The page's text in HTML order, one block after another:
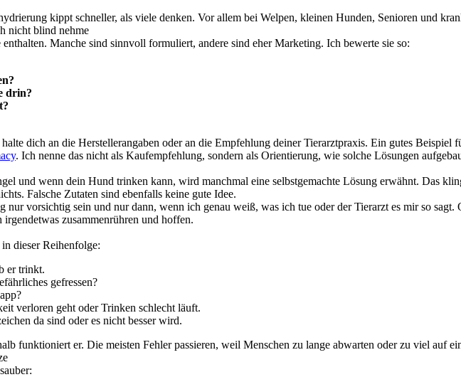
kippt schneller, als viele denken. Vor allem bei Welpen, kleinen Hunden, Senioren und
nicht blind nehme
Manche sind sinnvoll formuliert, andere sind eher Marketing. Ich bewerte sie so:
drin?
dich an die Herstellerangaben oder an die Empfehlung deiner Tierarztpraxis. Ein gutes Beispiel
. Ich nenne das nicht als Kaufempfehlung, sondern als Orientierung, wie solche Lösungen
und wenn dein Hund trinken kann, wird manchmal eine selbstgemachte Lösung erwähnt. Das
Falsche Zutaten sind ebenfalls keine gute Idee.
nur vorsichtig sein und nur dann, wenn ich genau weiß, was ich tue oder der Tierarzt es mir so
zusammenrühren und hoffen.
dieser Reihenfolge:
er trinkt.
gefressen?
verloren geht oder Trinken schlecht läuft.
da sind oder es nicht besser wird.
funktioniert er. Die meisten Fehler passieren, weil Menschen zu lange abwarten oder zu viel auf